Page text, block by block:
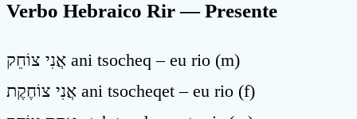
Verbo Hebraico Rir — Presente
אֲנִי צוֹחֵק ani tsocheq – eu rio (m)
אֲנִי צוֹחֶקֶת ani tsocheqet – eu rio (f)